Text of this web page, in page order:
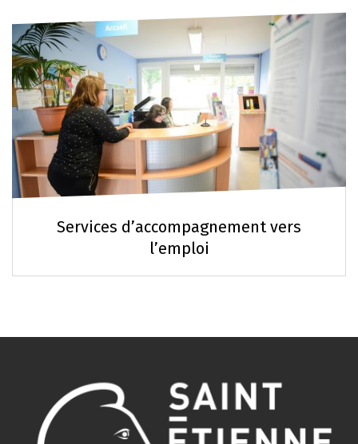
Services d’accompagnement vers
l’emploi